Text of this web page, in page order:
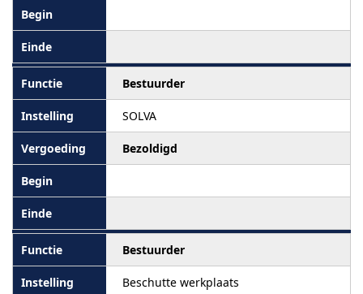
Bestuurder
SOLVA
Bezoldigd
Bestuurder
Beschutte werkplaats